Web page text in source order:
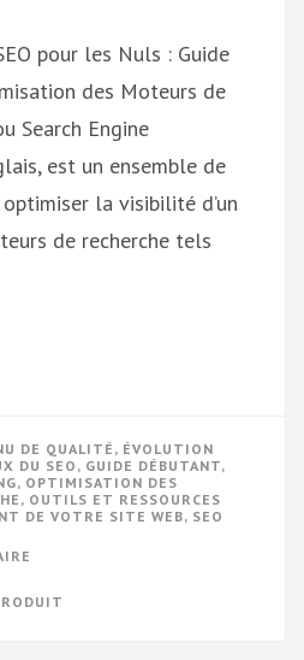
pour les Nuls : Guide
des Moteurs de
Search Engine
est un ensemble de
la visibilité d’un
de recherche tels
DE QUALITÉ, ÉVOLUTION
DU SEO , GUIDE DÉBUTANT,
, OPTIMISATION DES
, OUTILS ET RESSOURCES
DE VOTRE SITE WEB, SEO
DU